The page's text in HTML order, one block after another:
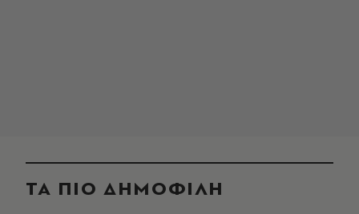
ΤΑ ΠΙΟ ΔΗΜΟΦΙΛΗ